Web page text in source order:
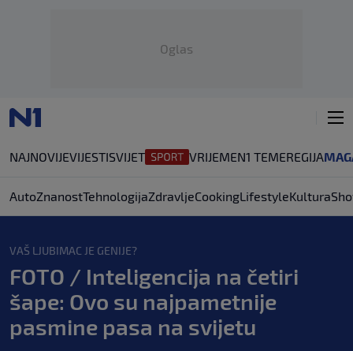
Oglas
NAJNOVIJEVIJESTISVIJET VRIJEMEN1 TEMEREGIJA
AutoZnanostTehnologijaZdravljeCookingLifestyleKultura
VAŠ LJUBIMAC JE GENIJE?
FOTO / Inteligencija na četiri
šape: Ovo su najpametnije
pasmine pasa na svijetu